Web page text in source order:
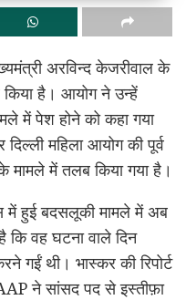
अरविन्द केजरीवाल के
किया है। आयोग ने उन्हें
में पेश होने को कहा गया
महिला आयोग की पूर्व
मामले में तलब किया गया है।
में हुई बदसलूकी मामले में अब
कि वह घटना वाले दिन
गईं थी। भास्कर की रिपोर्ट
ने सांसद पद से इस्तीफ़ा